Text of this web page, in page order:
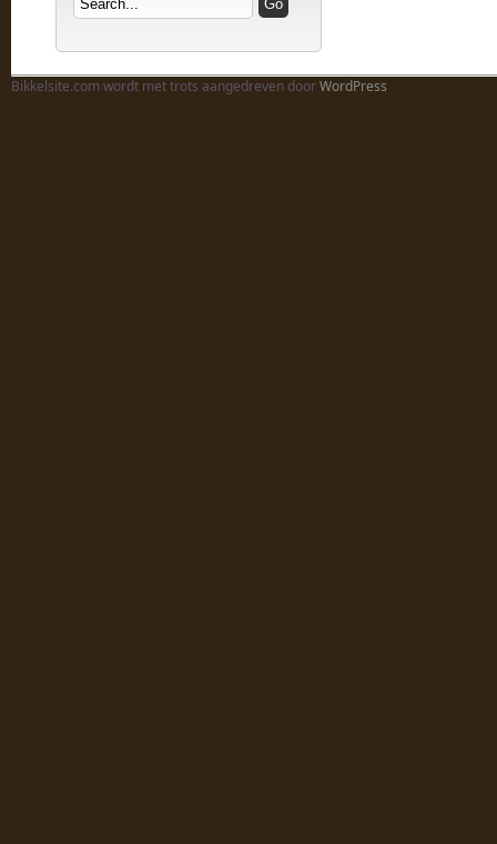
Bikkelsite.com wordt met trots aangedreven doorWordPress